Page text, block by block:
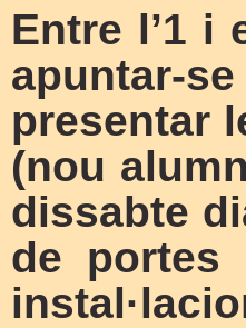
Entre l’1 i
apuntar-
presentar
(nou
dissabte
de portes